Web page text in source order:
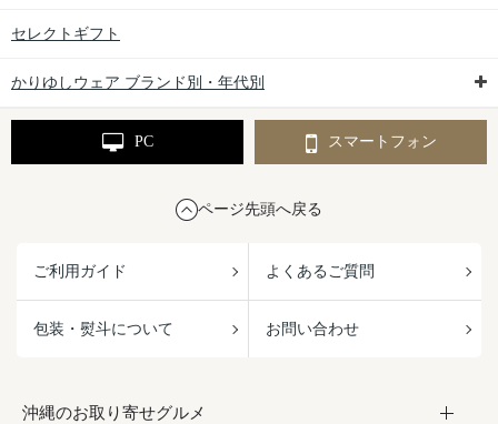
セレクトギフト
かりゆしウェア ブランド別・年代別
PC スマートフォン
ページ先頭へ戻る
ご利用ガイド よくあるご質問
包装・熨斗について お問い合わせ
沖縄のお取り寄せグルメ